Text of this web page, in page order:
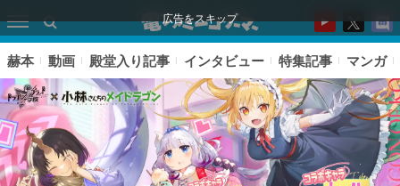
広告をスキップ
赫本 動画 殿堂入り記事 インタビュー 特集記事 マンガ